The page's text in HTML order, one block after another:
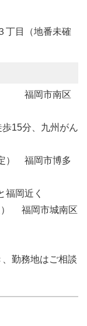
丁目（地番未確
） 福岡市南区
15分、九州がん
） 福岡市博多
岡近く
） 福岡市城南区
勤務地はご相談